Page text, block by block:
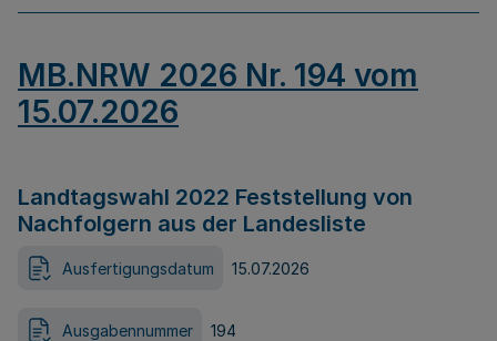
MB.NRW 2026 Nr. 194 vom
15.07.2026
Landtagswahl 2022 Feststellung von
Nachfolgern aus der Landesliste
Ausfertigungsdatum 15.07.2026
Ausgabennummer 194